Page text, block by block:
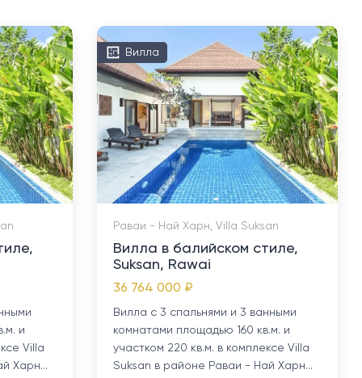
и
Villa
Харн...
Вилла
Раваи - Най Харн, Villa Suksan
Вилла в балийском стиле,
Suksan, Rawai
36 764 000 ₽
Вилла с 3 спальнями и 3 ванными
комнатами площадью 160 кв.м. и
участком 220 кв.м. в комплексе Villa
Suksan в районе Раваи - Най Харн...